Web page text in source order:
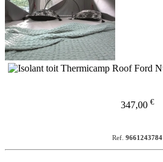
347,00 €
Ref. 9661243784